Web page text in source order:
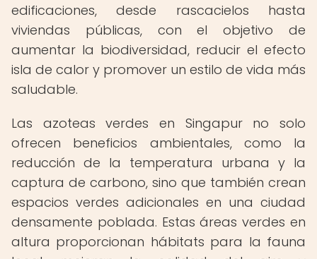
edificaciones, desde rascacielos hasta
viviendas públicas, con el objetivo de
aumentar la biodiversidad, reducir el efecto
isla de calor y promover un estilo de vida más
saludable.
Las azoteas verdes en Singapur no solo
ofrecen beneficios ambientales, como la
reducción de la temperatura urbana y la
captura de carbono, sino que también crean
espacios verdes adicionales en una ciudad
densamente poblada. Estas áreas verdes en
altura proporcionan hábitats para la fauna